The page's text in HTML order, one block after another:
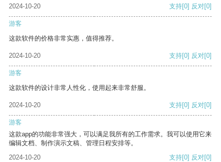
2024-10-20 支持[0] 反对[0]
游客
这款软件的价格非常实惠，值得推荐。
2024-10-20 支持[0] 反对[0]
游客
这款软件的设计非常人性化，使用起来非常舒服。
2024-10-20 支持[0] 反对[0]
游客
这款app的功能非常强大，可以满足我所有的工作需求。我可以使用它来
编辑文档、制作演示文稿、管理日程安排等。
2024-10-20
支持[0] 反对[0]